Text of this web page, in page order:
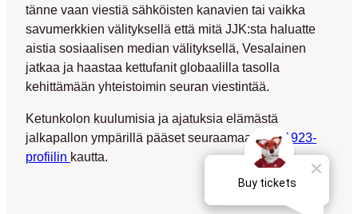
tänne vaan viestiä sähköisten kanavien tai vaikka
savumerkkien välityksellä että mitä JJK:sta haluatte
aistia sosiaalisen median välityksellä, Vesalainen
jatkaa ja haastaa kettufanit globaalilla tasolla
kehittämään yhteistoimin seuran viestintää.
Ketunkolon kuulumisia ja ajatuksia elämästä
jalkapallon ympärillä pääset seuraamaanJJK1923-
profiilin kautta.